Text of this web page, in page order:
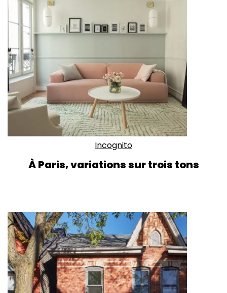
Incognito
À Paris, variations sur trois tons